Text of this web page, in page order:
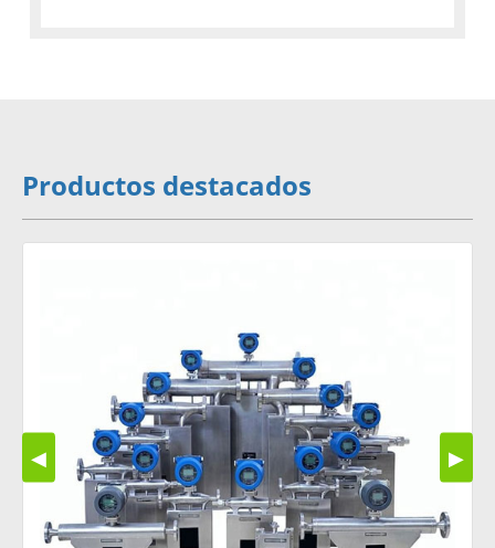
Productos destacados
◀ ▶